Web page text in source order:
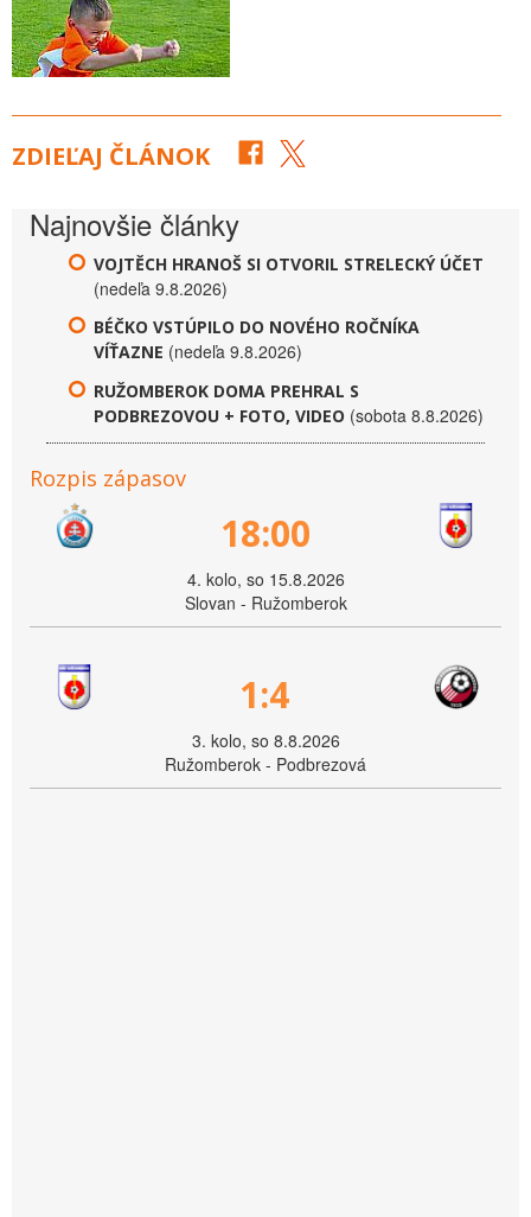
ZDIEĽAJ ČLÁNOK
Najnovšie články
VOJTĚCH HRANOŠ SI OTVORIL STRELECKÝ ÚČET
(nedeľa 9.8.2026)
BÉČKO VSTÚPILO DO NOVÉHO ROČNÍKA
VÍŤAZNE (nedeľa 9.8.2026)
RUŽOMBEROK DOMA PREHRAL S
PODBREZOVOU + FOTO, VIDEO (sobota 8.8.2026)
Rozpis zápasov
18:00
4. kolo, so 15.8.2026
Slovan - Ružomberok
1:4
3. kolo, so 8.8.2026
Ružomberok - Podbrezová